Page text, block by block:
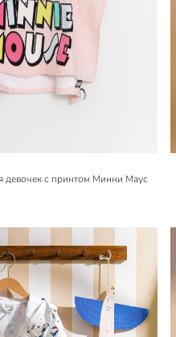
девочек с принтом Минни Маус